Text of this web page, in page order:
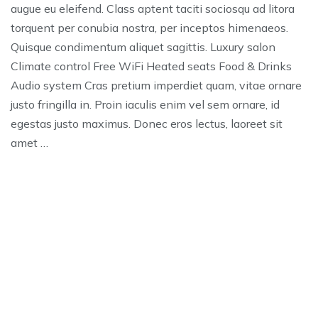
augue eu eleifend. Class aptent taciti sociosqu ad litora
torquent per conubia nostra, per inceptos himenaeos.
Quisque condimentum aliquet sagittis. Luxury salon
Climate control Free WiFi Heated seats Food & Drinks
Audio system Cras pretium imperdiet quam, vitae ornare
justo fringilla in. Proin iaculis enim vel sem ornare, id
egestas justo maximus. Donec eros lectus, laoreet sit
amet …